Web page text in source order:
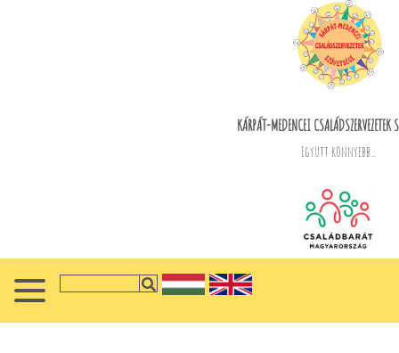
KÁRPÁT-MEDENCEI CSALÁDSZERVEZETEK
Együtt könnyebb...